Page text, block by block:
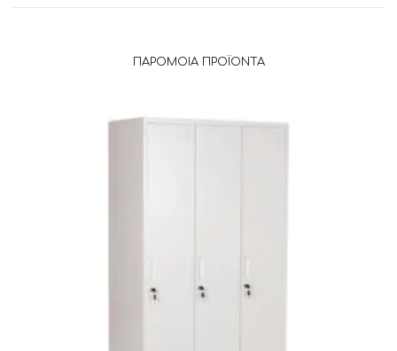
ΠΑΡΌΜΟΙΑ ΠΡΟΪΌΝΤΑ